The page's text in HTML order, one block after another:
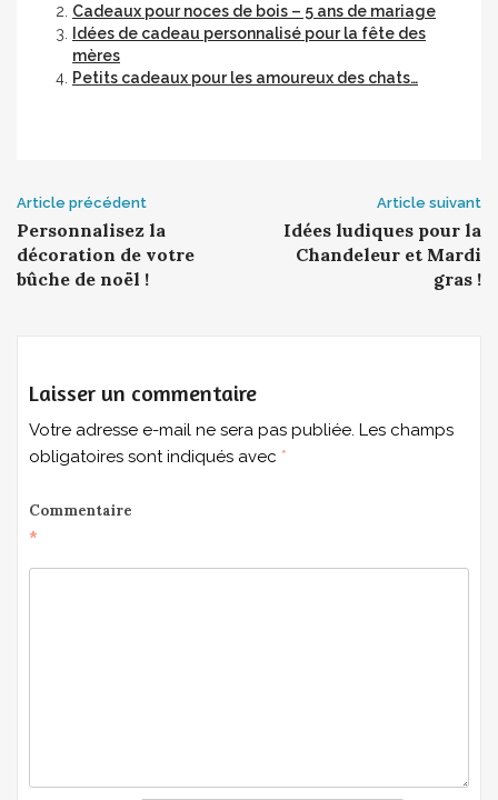
Cadeaux pour noces de bois – 5 ans de mariage
Idées de cadeau personnalisé pour la fête des
mères
Petits cadeaux pour les amoureux des chats…
Post
navigation
Article précédent
Personnalisez la
décoration de votre
bûche de noël !
Article suivant
Idées ludiques pour la
Chandeleur et Mardi
gras !
Laisser un commentaire
Votre adresse e-mail ne sera pas publiée. Les champs
obligatoires sont indiqués avec *
Commentaire
*